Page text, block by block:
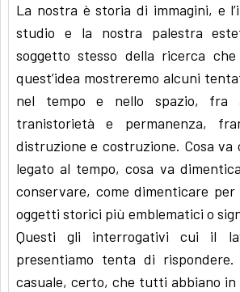
La nostra è storia di immagini, e
studio e la nostra palestra
soggetto stesso della ricerca
quest’idea mostreremo alcuni
nel tempo e nello spazio, fra
tranistorietà e permanenza,
distruzione e costruzione. Cosa
legato al tempo, cosa va
conservare, come dimenticare
oggetti storici più emblematici o
Questi gli interrogativi cui il
presentiamo tenta di
casuale, certo, che tutti abbiano in